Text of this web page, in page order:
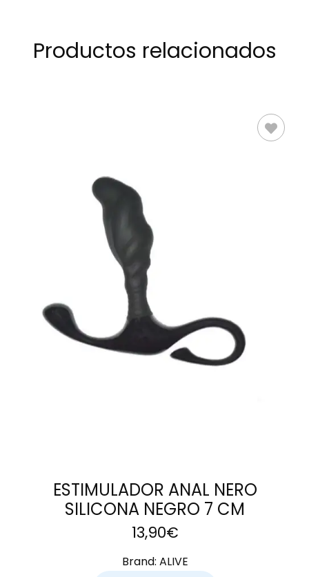
Productos relacionados
LEER MÁS
ESTIMULADOR ANAL NERO
SILICONA NEGRO 7 CM
13,90€
Brand: ALIVE